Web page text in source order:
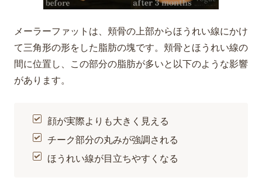
メーラーファットは、頬骨の上部からほうれい線にかけ
て三角形の形をした脂肪の塊です。頬骨とほうれい線の
間に位置し、この部分の脂肪が多いと以下のような影響
があります。
顔が実際よりも大きく見える
チーク部分の丸みが強調される
ほうれい線が目立ちやすくなる